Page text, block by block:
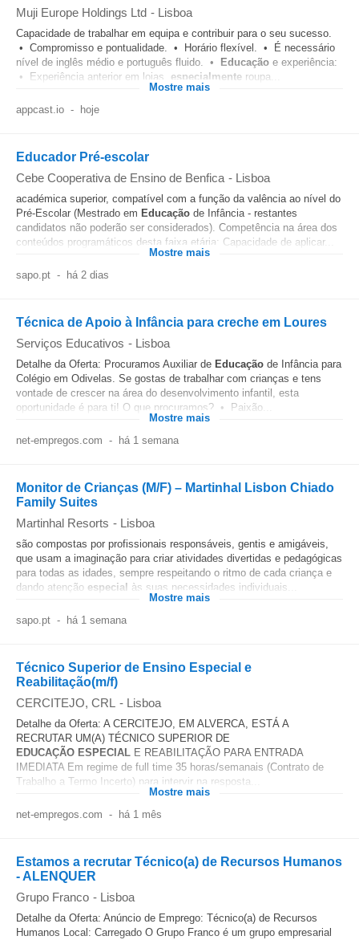
Muji Europe Holdings Ltd - Lisboa
Capacidade de trabalhar em equipa e contribuir para o seu sucesso.
• Compromisso e pontualidade. • Horário flexível. • É necessário
nível de inglês médio e português fluido. • Educação e experiência:
• Experiência anterior em lojas, especialmente roupa...
Mostre mais
appcast.io - hoje
Educador Pré-escolar
Cebe Cooperativa de Ensino de Benfica - Lisboa
académica superior, compatível com a função da valência ao nível do
Pré-Escolar (Mestrado em Educação de Infância - restantes
candidatos não poderão ser considerados). Competência na área dos
conteúdos programáticos desta faixa etária; Capacidade de aplicar...
Mostre mais
sapo.pt - há 2 dias
Técnica de Apoio à Infância para creche em Loures
Serviços Educativos - Lisboa
Detalhe da Oferta: Procuramos Auxiliar de Educação de Infância para
Colégio em Odivelas. Se gostas de trabalhar com crianças e tens
vontade de crescer na área do desenvolvimento infantil, esta
oportunidade é para ti! O que procuramos? • Paixão...
Mostre mais
net-empregos.com - há 1 semana
Monitor de Crianças (M/F) – Martinhal Lisbon Chiado
Family Suites
Martinhal Resorts - Lisboa
são compostas por profissionais responsáveis, gentis e amigáveis,
que usam a imaginação para criar atividades divertidas e pedagógicas
para todas as idades, sempre respeitando o ritmo de cada criança e
dando atenção especial às suas necessidades individuais...
Mostre mais
sapo.pt - há 1 semana
Técnico Superior de Ensino Especial e
Reabilitação(m/f)
CERCITEJO, CRL - Lisboa
Detalhe da Oferta: A CERCITEJO, EM ALVERCA, ESTÁ A
RECRUTAR UM(A) TÉCNICO SUPERIOR DE
EDUCAÇÃO ESPECIAL E REABILITAÇÃO PARA ENTRADA
IMEDIATA Em regime de full time 35 horas/semanais (Contrato de
Trabalho a Termo Incerto) para intervir na resposta...
Mostre mais
net-empregos.com - há 1 mês
Estamos a recrutar Técnico(a) de Recursos Humanos
- ALENQUER
Grupo Franco - Lisboa
Detalhe da Oferta: Anúncio de Emprego: Técnico(a) de Recursos
Humanos Local: Carregado O Grupo Franco é um grupo empresarial